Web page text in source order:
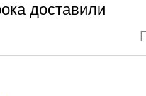
доставили